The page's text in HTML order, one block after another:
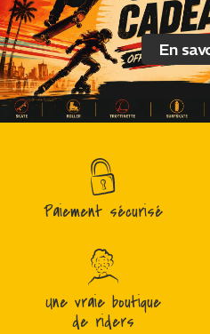
En
Paiement sécurisé
Une vraie boutique
de riders